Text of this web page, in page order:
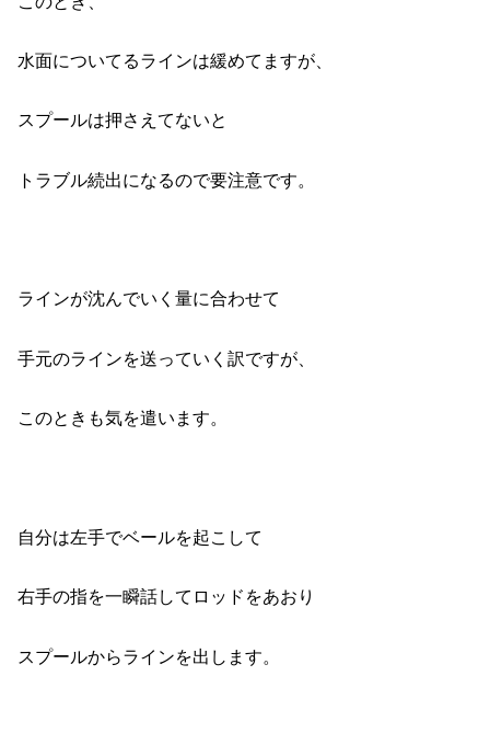
水面についてるラインは緩めてますが、
スプールは押さえてないと
トラブル続出になるので要注意です。
ラインが沈んでいく量に合わせて
手元のラインを送っていく訳ですが、
このときも気を遣います。
自分は左手でベールを起こして
右手の指を一瞬話してロッドをあおり
スプールからラインを出します。